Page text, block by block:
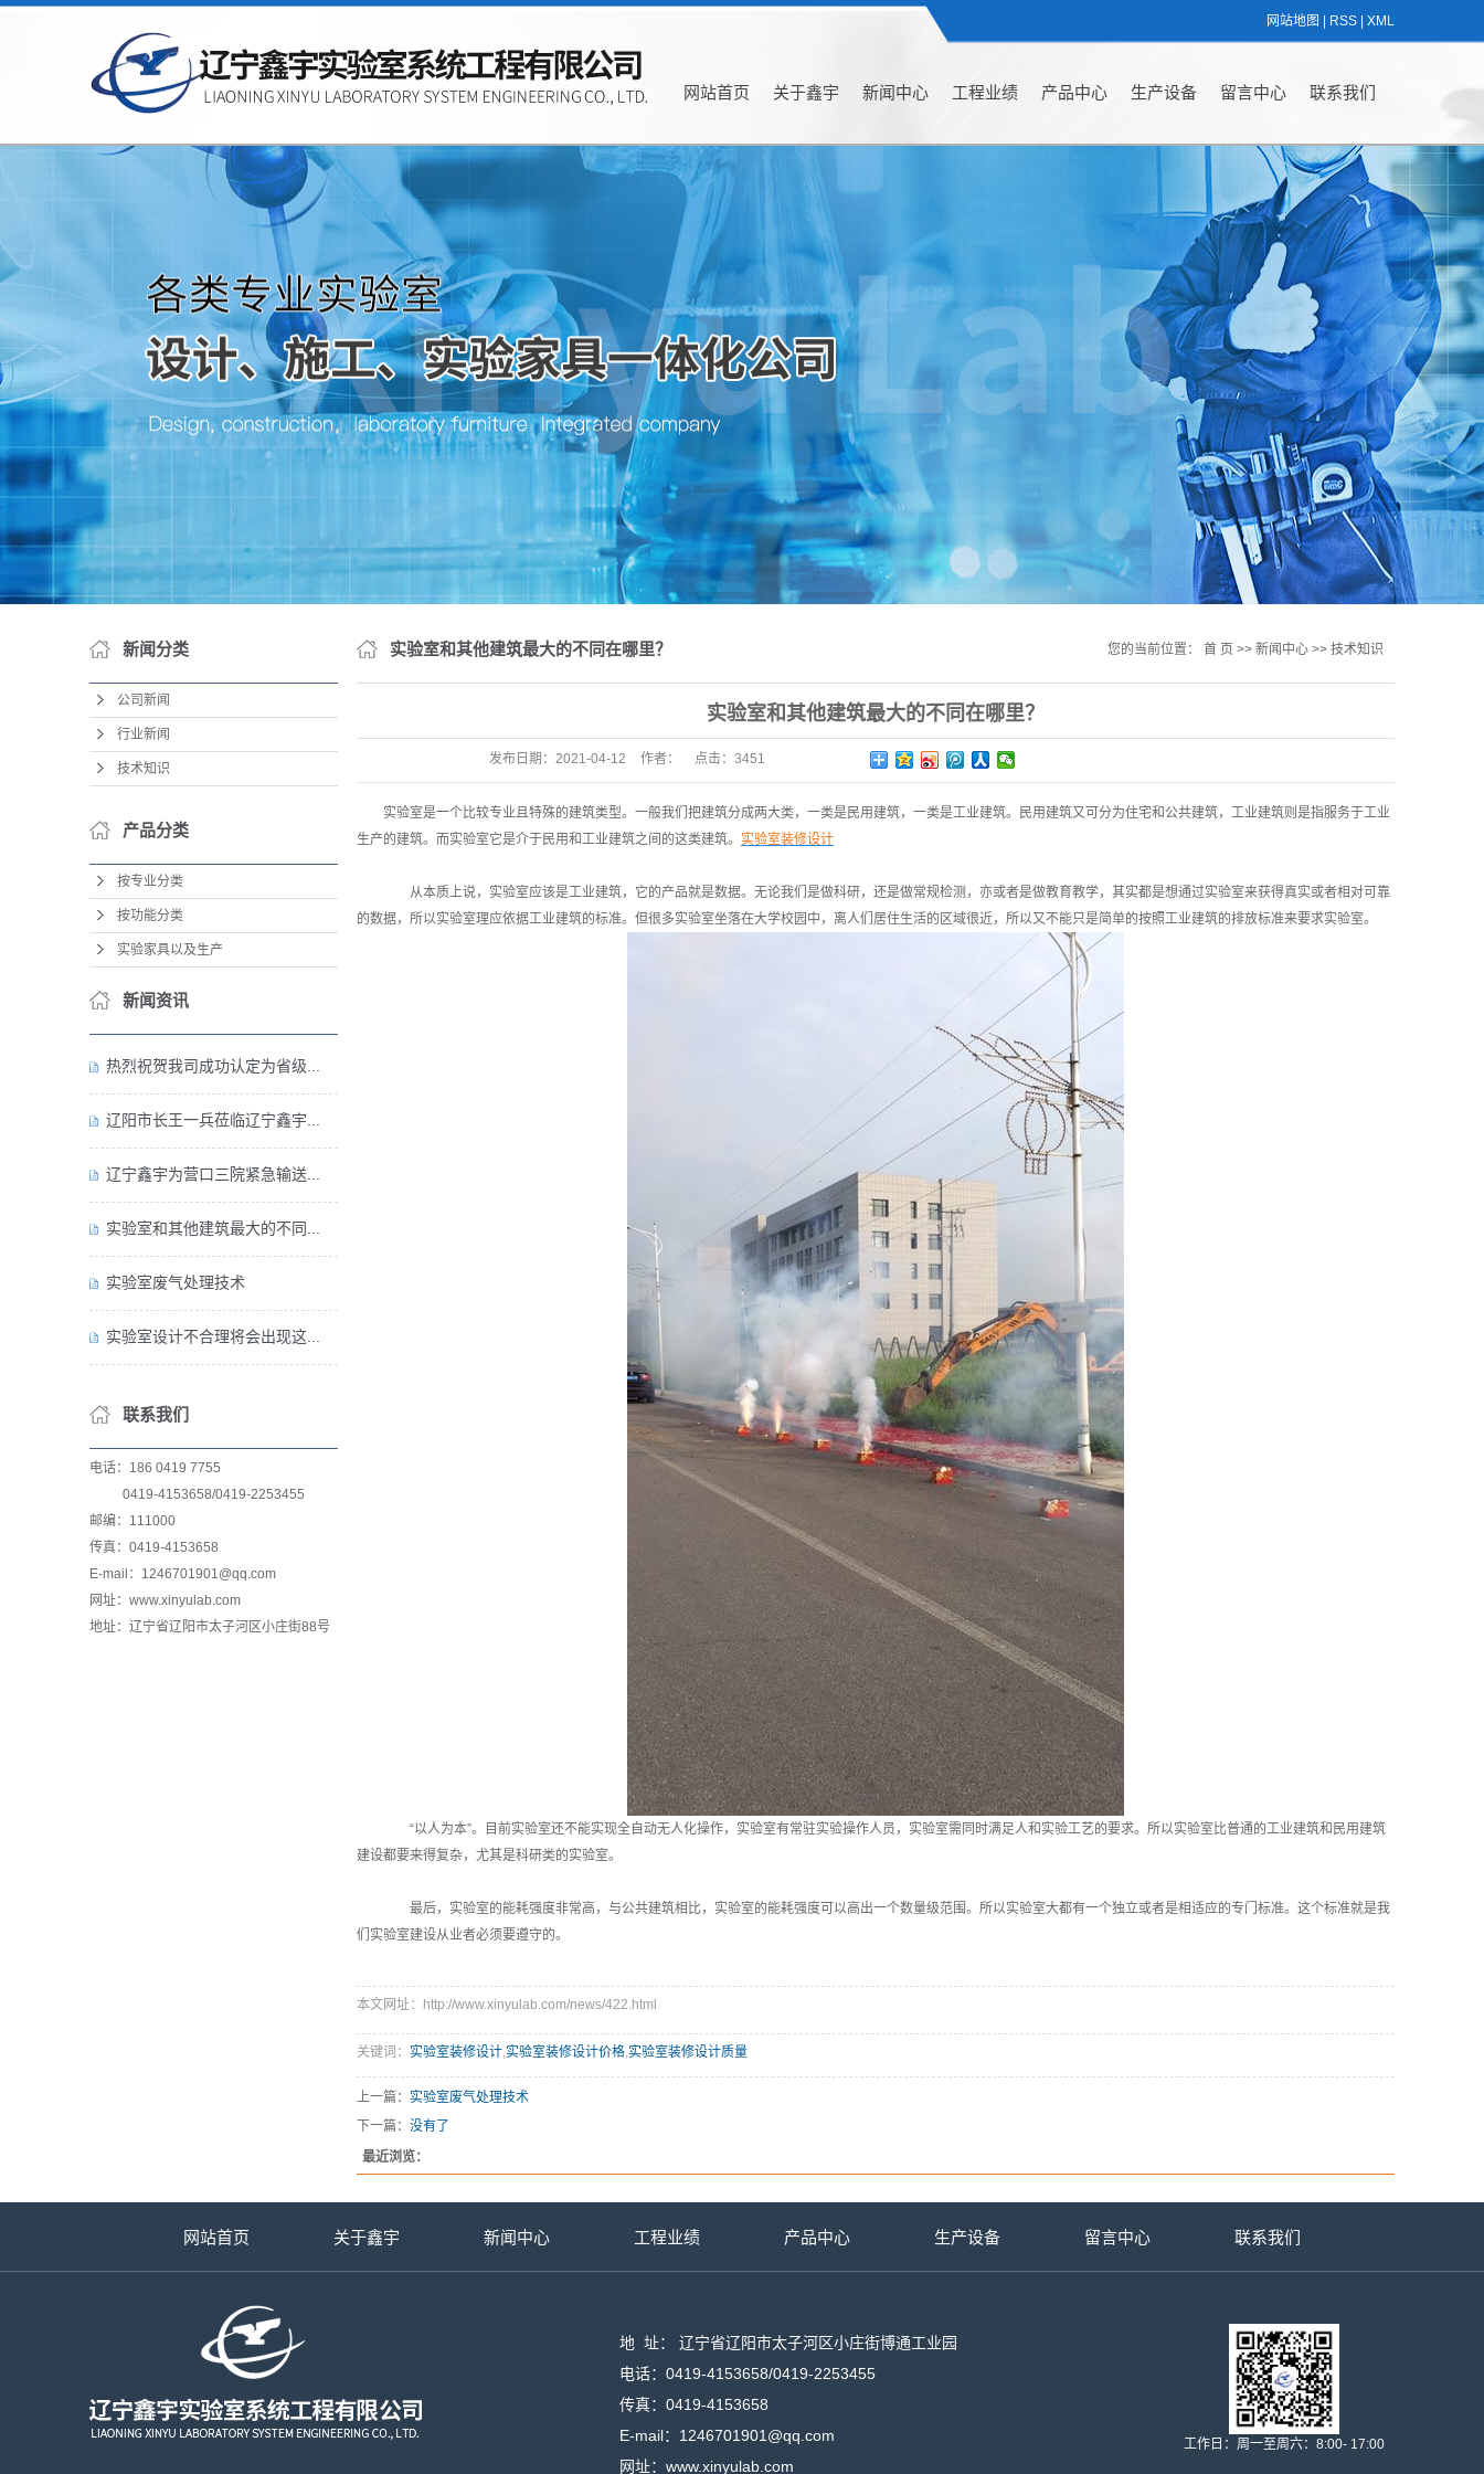
网站地图 RSS XML
网站首页 关于鑫宇
办公环境
联系我们
新闻中心 工程业绩 产品中心 生产设备
生产设备
办公环境
公司外观
工程业绩
客户案例
留言中心 联系我们
新闻分类
公司新闻
行业新闻
技术知识
产品分类
按专业分类
按功能分类
实验家具以及生产
新闻资讯
热烈祝贺我司成功认定为省级...
辽阳市长王一兵莅临辽宁鑫宇...
辽宁鑫宇为营口三院紧急输送...
实验室和其他建筑最大的不同...
实验室废气处理技术
实验室设计不合理将会出现这...
联系我们
电话：186 0419 7755
0419-4153658/0419-2253455
邮编：111000
传真：0419-4153658
E-mail：1246701901@qq.com
网址：www.xinyulab.com
地址：辽宁省辽阳市太子河区小庄街88号
实验室和其他建筑最大的不同在哪里？ 您的当前位置： 首 页 >> 新闻中心 >> 技术知识
实验室和其他建筑最大的不同在哪里？
发布日期： 2021-04-12 作者： 点击： 3451
实验室是一个比较专业且特殊的建筑类型。一般我们把建筑分成两大类，一类是民用建筑，一类是工业建筑。民用建筑又可分为住宅和公共建筑，工业建筑则是指服务于工业
生产的建筑。而实验室它是介于民用和工业建筑之间的这类建筑。 实验室装修设计
从本质上说，实验室应该是工业建筑，它的产品就是数据。无论我们是做科研，还是做常规检测，亦或者是做教育教学，其实都是想通过实验室来获得真实或者相对可靠
的数据，所以实验室理应依据工业建筑的标准。但很多实验室坐落在大学校园中，离人们居住生活的区域很近，所以又不能只是简单的按照工业建筑的排放标准来要求实验室。
“以人为本”。目前实验室还不能实现全自动无人化操作，实验室有常驻实验操作人员，实验室需同时满足人和实验工艺的要求。所以实验室比普通的工业建筑和民用建筑
建设都要来得复杂，尤其是科研类的实验室。
最后，实验室的能耗强度非常高，与公共建筑相比，实验室的能耗强度可以高出一个数量级范围。所以实验室大都有一个独立或者是相适应的专门标准。这个标准就是我
们实验室建设从业者必须要遵守的。
本文网址：http://www.xinyulab.com/news/422.html
关键词： 实验室装修设计,实验室装修设计价格,实验室装修设计质量
上一篇： 实验室废气处理技术
下一篇： 没有了
最近浏览：
网站首页 关于鑫宇 新闻中心 工程业绩 产品中心 生产设备 留言中心 联系我们
地 址： 辽宁省辽阳市太子河区小庄街博通工业园
电话：0419-4153658/0419-2253455
传真：0419-4153658
E-mail：1246701901@qq.com
网址：www.xinyulab.com
工作日：周一至周六：8:00- 17:00